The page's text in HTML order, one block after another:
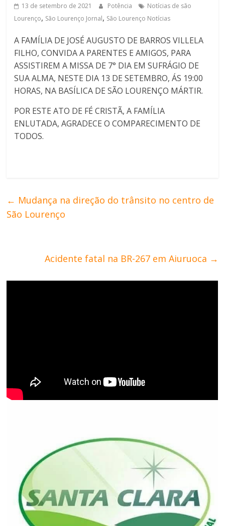
de
Minas
13 de setembro de 2021 Potência
Notícias de são
Lourenço, São Lourenço Jornal, São Lourenço Notícias
A FAMÍLIA DE JOSÉ AUGUSTO DE BARROS VILLELA
FILHO, CONVIDA A PARENTES E AMIGOS, PARA
ASSISTIREM A MISSA DE 7° DIA EM SUFRÁGIO DE
SUA ALMA, NESTE DIA 13 DE SETEMBRO, ÁS 19:00
HORAS, NA BASÍLICA DE SÃO LOURENÇO MÁRTIR.
POR ESTE ATO DE FÉ CRISTÃ, A FAMÍLIA
ENLUTADA, AGRADECE O COMPARECIMENTO DE
TODOS.
← Mudança na direção do trânsito no centro de
São Lourenço
Acidente fatal na BR-267 em Aiuruoca →